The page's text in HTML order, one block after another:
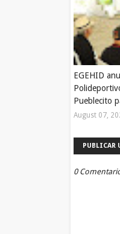
EGEHID
Pueblecito
August 07,
PUBLICAR
0